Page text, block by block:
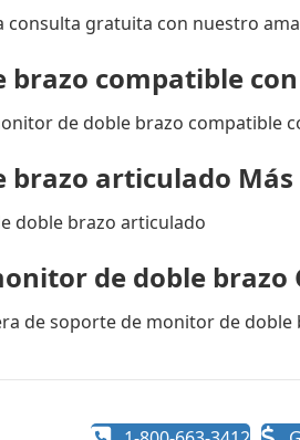
gratuita con nuestro
compatible con
brazo articulado
de doble